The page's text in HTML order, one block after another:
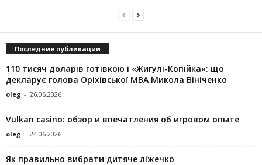
Последние публикации
110 тисяч доларів готівкою і «Жигулі-Копійка»: що
декларує голова Оріхівської МВА Микола Вініченко
oleg - 26.06.2026
Vulkan casino: обзор и впечатления об игровом опыте
oleg - 24.06.2026
Як правильно вибрати дитяче ліжечко